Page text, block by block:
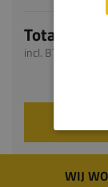
Totaal
incl. BTW
WIJ